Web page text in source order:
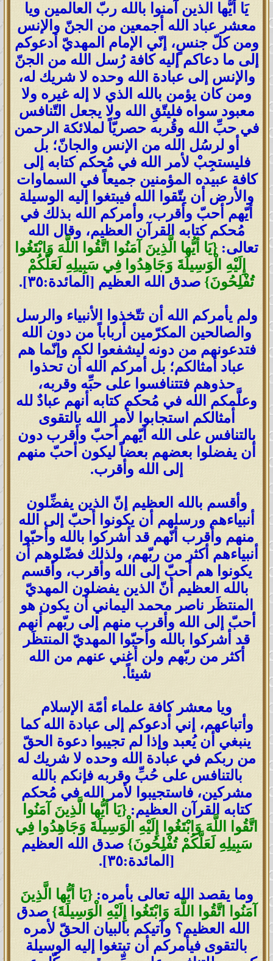
يَا أيُّها الذين آمنوا بالله ربّ العالمين ويا
معشر عباد الله أجمعين من الجنّ والإنس
ومن كلّ جنسٍ، إنّي الإمام المهديّ أدعوكم
إلى ما دعاكم إليه كافة رُسل الله من الجنّ
والإنس إلى عبادة الله وحده لا شريك له،
ومن كان يؤمن بالله الذي لا إله غيره ولا
معبود سواه فليتّقِ الله ولا يجعل التّنافس
في حبِّ الله وقُربه حصريّاً لملائكة الرحمن
أو لرسُل الله من الإنس والجانّ؛ بل
فليستجِبْ لأمر الله في مُحكم كتابه إلى
كافة عبيده المؤمنين جميعاً في السماوات
والأرض أن يتّقوا الله فيبتغوا إليه الوسيلة
أيّهم أحبّ وأقرب، وأمركم الله بذلك في
مُحكم كتابه القرآن العظيم، وقال الله
تعالى: {يَا أيُّها الَّذِينَ آمَنُوا اتَّقُوا اللَّهَ وَابْتَغُوا
إِلَيْهِ الْوَسِيلَةَ وَجَاهِدُوا فِي سَبِيلِهِ لَعَلَّكُمْ
تُفْلِحُونَ} صدق الله العظيم [المائدة:٣٥].
ولم يأمركم الله أن تتّخذوا الأنبياء والرسل
والصالحين المكرّمين أرباباً من دون الله
فتدعونهم من دونه ليشفعوا لكم وإنّما هم
عباد أمثالكم؛ بل أمركم الله أن تحذوا
حذوهم فتتنافسوا على حبِّه وقربه،
وعلَّمكم الله في مُحكم كتابه أنهم عبادٌ لله
أمثالكم استجابوا لأمر الله بالتقوى
بالتنافس على الله أيّهم أحبّ وأقرب دون
أن يفضلوا بعضهم بعضاً ليكون أحبّ منهم
إلى الله وأقرب.
وأقسم بالله العظيم إنّ الذين يفضِّلون
أنبياءهم ورسلهم أن يكونوا أحبّ إلى الله
منهم وأقرب أنّهم قد أشركوا بالله وأحبّوا
أنبياءهم أكثر من ربّهم، ولذلك فضّلوهم أن
يكونوا هم أحبّ إلى الله وأقرب، وأقسم
بالله العظيم أنّ الذين يفضلون المهديّ
المنتظَر ناصر محمد اليماني أن يكون هو
أحبّ إلى الله وأقرب منهم إلى ربّهم أنهم
قد أشركوا بالله وأحبّوا المهديّ المنتظَر
أكثر من ربّهم ولن أغني عنهم من الله
شيئاً.
ويا معشر كافة علماء أمّة الإسلام
وأتباعهم، إني أدعوكم إلى عبادة الله كما
ينبغي أن يُعبد وإذا لم تجيبوا دعوة الحقّ
من ربكم في عبادة الله وحده لا شريك له
بالتنافس على حُبِّ وقربه فإنكم بالله
مشركين، فاستجيبوا لأمر الله في مُحكم
كتابه القرآن العظيم:{يَا أيُّها الَّذِينَ آمَنُوا
اتَّقُوا اللَّهَ وَابْتَغُوا إِلَيْهِ الْوَسِيلَةَ وَجَاهِدُوا فِي
سَبِيلِهِ لَعَلَّكُمْ تُفْلِحُونَ} صدق الله العظيم
[المائدة:٣٥].
وما يقصد الله تعالى بأمره:{يَا أيُّها الَّذِينَ
آمَنُوا اتَّقُوا اللَّهَ وَابْتَغُوا إِلَيْهِ الْوَسِيلَةَ} صدق
الله العظيم؟ وآتيكم بالبيان الحقّ لأمره
بالتقوى فيأمركم أن تبتغوا إليه الوسيلة